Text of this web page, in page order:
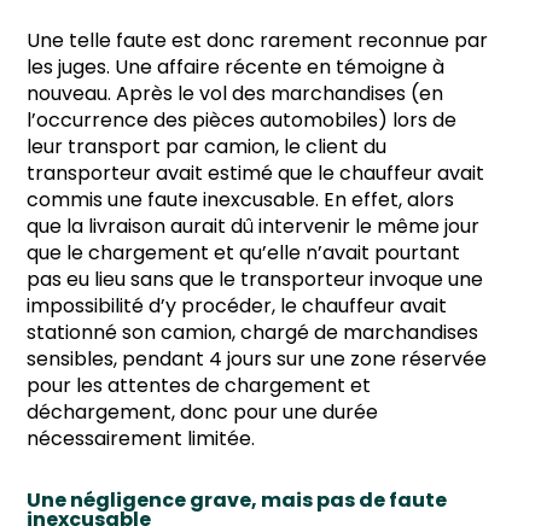
Une telle faute est donc rarement reconnue par
les juges. Une affaire récente en témoigne à
nouveau. Après le vol des marchandises (en
l’occurrence des pièces automobiles) lors de
leur transport par camion, le client du
transporteur avait estimé que le chauffeur avait
commis une faute inexcusable. En effet, alors
que la livraison aurait dû intervenir le même jour
que le chargement et qu’elle n’avait pourtant
pas eu lieu sans que le transporteur invoque une
impossibilité d’y procéder, le chauffeur avait
stationné son camion, chargé de marchandises
sensibles, pendant 4 jours sur une zone réservée
pour les attentes de chargement et
déchargement, donc pour une durée
nécessairement limitée.
Une négligence grave, mais pas de faute
inexcusable